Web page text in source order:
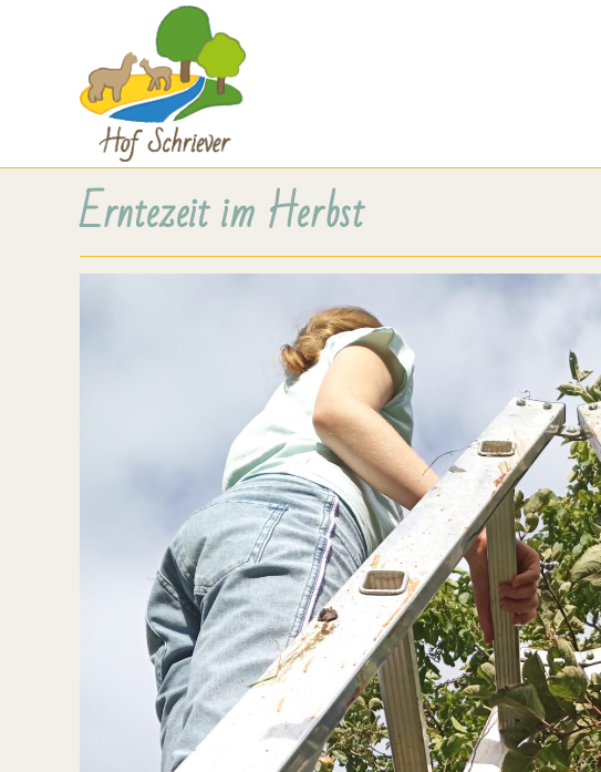
Erntezeit im Herbst